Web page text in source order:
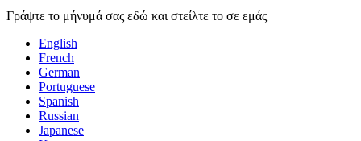
Γράψτε το μήνυμά σας εδώ και στείλτε το σε εμάς
English
French
German
Portuguese
Spanish
Russian
Japanese